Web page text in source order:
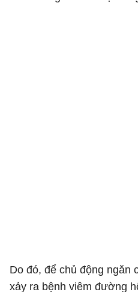
Do đó, để chủ động ngăn
xảy ra bệnh viêm đường